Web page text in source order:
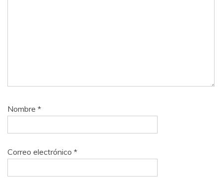
Nombre *
Correo electrónico *